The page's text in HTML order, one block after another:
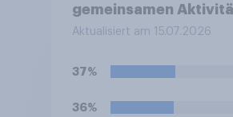
gemeinsamen
eingeladen oder diese
die Kosten sonst nicht
leisten können? Bitte
Sie alles Zutreffende
Aktualisiert am 15.07.2026
37%
36%